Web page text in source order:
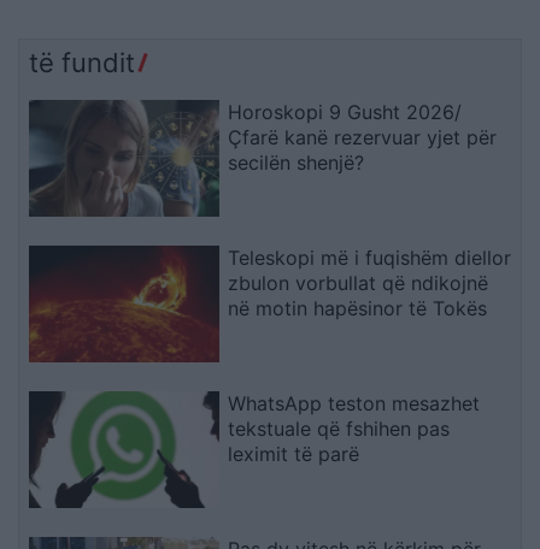
të fundit
Horoskopi 9 Gusht 2026/
Çfarë kanë rezervuar yjet për
secilën shenjë?
Teleskopi më i fuqishëm diellor
zbulon vorbullat që ndikojnë
në motin hapësinor të Tokës
WhatsApp teston mesazhet
tekstuale që fshihen pas
leximit të parë